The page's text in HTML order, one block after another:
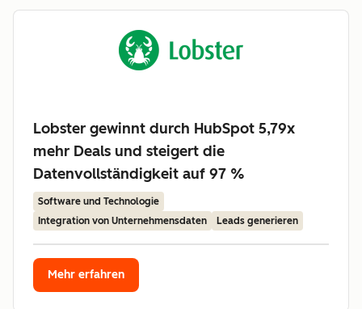
Lobster gewinnt durch HubSpot 5,79x
mehr Deals und steigert die
Datenvollständigkeit auf 97 %
Software und Technologie
Integration von Unternehmensdaten
Leads generieren
Mehr erfahren